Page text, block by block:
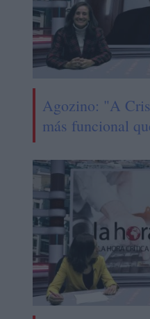
Agozino: "A
más funcional